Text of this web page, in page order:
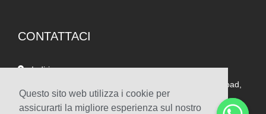
Questo sito web utilizza i cookie per
assicurarti la migliore esperienza sul nostro
CONTATTACI
Indirizzo
Stanza 1903, Yaxing Times Square, Songshan South Road,
Zhengzhou, Cina